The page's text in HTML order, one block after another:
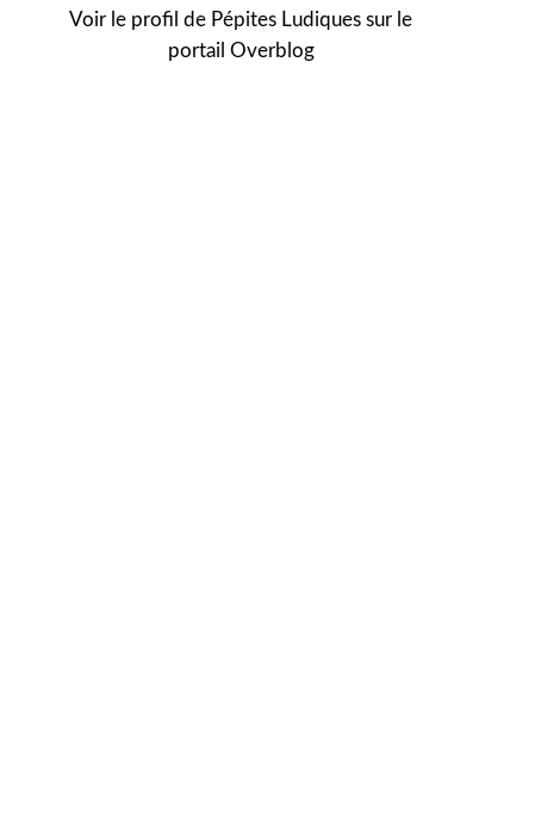
Voir le profil de Pépites Ludiques sur le
portail Overblog